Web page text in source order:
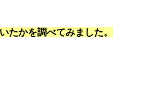
たかを調べてみました。